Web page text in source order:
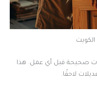
صحيحة قبل أي عمل. هذا
لاحقًا.